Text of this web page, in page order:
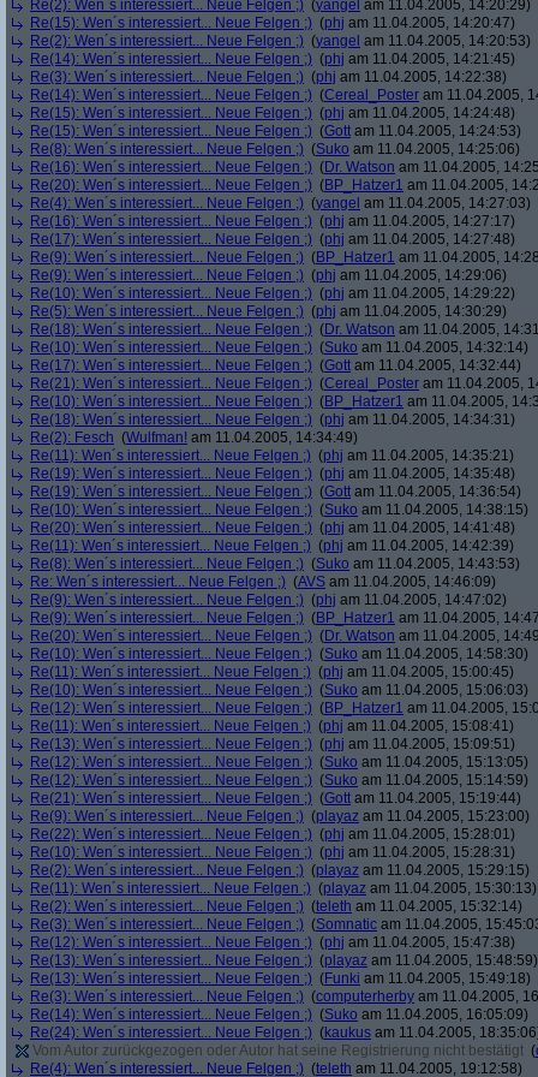
Re(2): Wen´s interessiert... Neue Felgen ;) (yangel am 11.04.2005, 14:20:29)
Re(15): Wen´s interessiert... Neue Felgen ;) (phj am 11.04.2005, 14:20:47)
Re(2): Wen´s interessiert... Neue Felgen ;) (yangel am 11.04.2005, 14:20:53)
Re(14): Wen´s interessiert... Neue Felgen ;) (phj am 11.04.2005, 14:21:45)
Re(3): Wen´s interessiert... Neue Felgen ;) (phj am 11.04.2005, 14:22:38)
Re(14): Wen´s interessiert... Neue Felgen ;) (Cereal_Poster am 11.04.2005,
Re(15): Wen´s interessiert... Neue Felgen ;) (phj am 11.04.2005, 14:24:48)
Re(15): Wen´s interessiert... Neue Felgen ;) (Gott am 11.04.2005, 14:24:53)
Re(8): Wen´s interessiert... Neue Felgen ;) (Suko am 11.04.2005, 14:25:06)
Re(16): Wen´s interessiert... Neue Felgen ;) (Dr. Watson am 11.04.2005,
Re(20): Wen´s interessiert... Neue Felgen ;) (BP_Hatzer1 am 11.04.2005,
Re(4): Wen´s interessiert... Neue Felgen ;) (yangel am 11.04.2005, 14:27:03)
Re(16): Wen´s interessiert... Neue Felgen ;) (phj am 11.04.2005, 14:27:17)
Re(17): Wen´s interessiert... Neue Felgen ;) (phj am 11.04.2005, 14:27:48)
Re(9): Wen´s interessiert... Neue Felgen ;) (BP_Hatzer1 am 11.04.2005,
Re(9): Wen´s interessiert... Neue Felgen ;) (phj am 11.04.2005, 14:29:06)
Re(10): Wen´s interessiert... Neue Felgen ;) (phj am 11.04.2005, 14:29:22)
Re(5): Wen´s interessiert... Neue Felgen ;) (phj am 11.04.2005, 14:30:29)
Re(18): Wen´s interessiert... Neue Felgen ;) (Dr. Watson am 11.04.2005,
Re(10): Wen´s interessiert... Neue Felgen ;) (Suko am 11.04.2005, 14:32:14)
Re(17): Wen´s interessiert... Neue Felgen ;) (Gott am 11.04.2005, 14:32:44)
Re(21): Wen´s interessiert... Neue Felgen ;) (Cereal_Poster am 11.04.2005,
Re(10): Wen´s interessiert... Neue Felgen ;) (BP_Hatzer1 am 11.04.2005,
Re(18): Wen´s interessiert... Neue Felgen ;) (phj am 11.04.2005, 14:34:31)
Re(2): Fesch (Wulfman! am 11.04.2005, 14:34:49)
Re(11): Wen´s interessiert... Neue Felgen ;) (phj am 11.04.2005, 14:35:21)
Re(19): Wen´s interessiert... Neue Felgen ;) (phj am 11.04.2005, 14:35:48)
Re(19): Wen´s interessiert... Neue Felgen ;) (Gott am 11.04.2005, 14:36:54)
Re(10): Wen´s interessiert... Neue Felgen ;) (Suko am 11.04.2005, 14:38:15)
Re(20): Wen´s interessiert... Neue Felgen ;) (phj am 11.04.2005, 14:41:48)
Re(11): Wen´s interessiert... Neue Felgen ;) (phj am 11.04.2005, 14:42:39)
Re(8): Wen´s interessiert... Neue Felgen ;) (Suko am 11.04.2005, 14:43:53)
Re: Wen´s interessiert... Neue Felgen ;) (AVS am 11.04.2005, 14:46:09)
Re(9): Wen´s interessiert... Neue Felgen ;) (phj am 11.04.2005, 14:47:02)
Re(9): Wen´s interessiert... Neue Felgen ;) (BP_Hatzer1 am 11.04.2005,
Re(20): Wen´s interessiert... Neue Felgen ;) (Dr. Watson am 11.04.2005,
Re(10): Wen´s interessiert... Neue Felgen ;) (Suko am 11.04.2005, 14:58:30)
Re(11): Wen´s interessiert... Neue Felgen ;) (phj am 11.04.2005, 15:00:45)
Re(10): Wen´s interessiert... Neue Felgen ;) (Suko am 11.04.2005, 15:06:03)
Re(12): Wen´s interessiert... Neue Felgen ;) (BP_Hatzer1 am 11.04.2005,
Re(11): Wen´s interessiert... Neue Felgen ;) (phj am 11.04.2005, 15:08:41)
Re(13): Wen´s interessiert... Neue Felgen ;) (phj am 11.04.2005, 15:09:51)
Re(12): Wen´s interessiert... Neue Felgen ;) (Suko am 11.04.2005, 15:13:05)
Re(12): Wen´s interessiert... Neue Felgen ;) (Suko am 11.04.2005, 15:14:59)
Re(21): Wen´s interessiert... Neue Felgen ;) (Gott am 11.04.2005, 15:19:44)
Re(9): Wen´s interessiert... Neue Felgen ;) (playaz am 11.04.2005, 15:23:00)
Re(22): Wen´s interessiert... Neue Felgen ;) (phj am 11.04.2005, 15:28:01)
Re(10): Wen´s interessiert... Neue Felgen ;) (phj am 11.04.2005, 15:28:31)
Re(2): Wen´s interessiert... Neue Felgen ;) (playaz am 11.04.2005, 15:29:15)
Re(11): Wen´s interessiert... Neue Felgen ;) (playaz am 11.04.2005, 15:30:13)
Re(2): Wen´s interessiert... Neue Felgen ;) (teleth am 11.04.2005, 15:32:14)
Re(3): Wen´s interessiert... Neue Felgen ;) (Somnatic am 11.04.2005,
Re(12): Wen´s interessiert... Neue Felgen ;) (phj am 11.04.2005, 15:47:38)
Re(13): Wen´s interessiert... Neue Felgen ;) (playaz am 11.04.2005, 15:48:59)
Re(13): Wen´s interessiert... Neue Felgen ;) (Funki am 11.04.2005, 15:49:18)
Re(3): Wen´s interessiert... Neue Felgen ;) (computerherby am 11.04.2005,
Re(14): Wen´s interessiert... Neue Felgen ;) (Suko am 11.04.2005, 16:05:09)
Re(24): Wen´s interessiert... Neue Felgen ;) (kaukus am 11.04.2005,
Vom Autor zurückgezogen oder Autor hat seine Registrierung nicht bestätigt (
Re(4): Wen´s interessiert... Neue Felgen ;) (teleth am 11.04.2005, 19:12:58)